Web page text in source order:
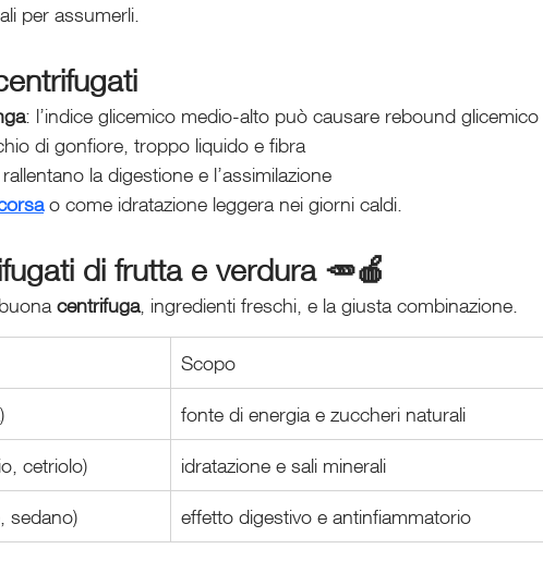
per assumerli.
: l’indice glicemico medio-alto può causare rebound glicemico
di gonfiore, troppo liquido e fibra
la digestione e l’assimilazione
o come idratazione leggera nei giorni caldi.
di frutta e verdura 🥕🍎
centrifuga, ingredienti freschi, e la giusta combinazione.
Scopo
fonte di energia e zuccheri naturali
cetriolo) idratazione e sali minerali
sedano) effetto digestivo e antinfiammatorio